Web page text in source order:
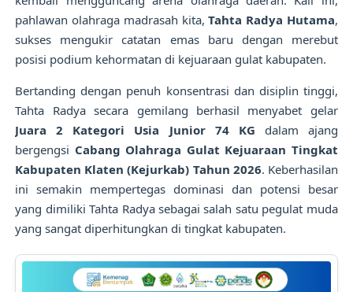
pahlawan olahraga madrasah kita,Tahta Radya Hutama,
sukses mengukir catatan emas baru dengan merebut
posisi podium kehormatan di kejuaraan gulat kabupaten.
Bertanding dengan penuh konsentrasi dan disiplin tinggi,
Tahta Radya secara gemilang berhasil menyabet gelar
Juara 2 Kategori Usia Junior 74 KG dalam ajang
bergengsi Cabang Olahraga Gulat Kejuaraan Tingkat
Kabupaten Klaten (Kejurkab) Tahun 2026. Keberhasilan
ini semakin mempertegas dominasi dan potensi besar
yang dimiliki Tahta Radya sebagai salah satu pegulat muda
yang sangat diperhitungkan di tingkat kabupaten.